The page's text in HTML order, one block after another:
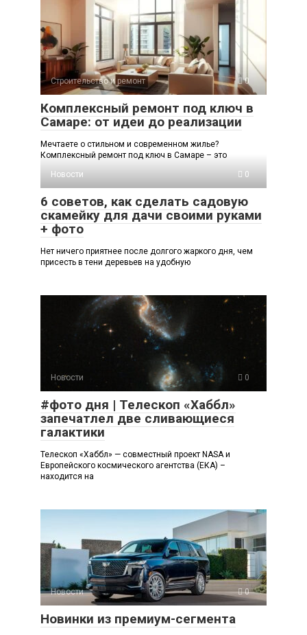
Строительство и ремонт 0
Комплексный ремонт под ключ в
Самаре: от идеи до реализации
Мечтаете о стильном и современном жилье?
Комплексный ремонт под ключ в Самаре – это
Новости
0
6 советов, как сделать садовую
скамейку для дачи своими руками
+ фото
Нет ничего приятнее после долгого жаркого дня, чем
присесть в тени деревьев на удобную
Новости 0
#фото дня | Телескоп «Хаббл»
запечатлел две сливающиеся
галактики
Телескоп «Хаббл» — совместный проект NASA и
Европейского космического агентства (ЕКА) –
находится на
Новости 0
Новинки из премиум-сегмента